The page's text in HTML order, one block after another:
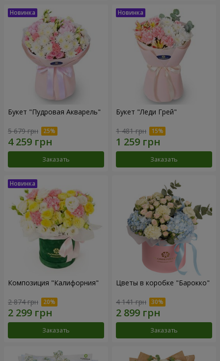
Букет "Пудровая Акварель"
5 679 грн
Заказать
Букет "Леди Грей"
1 481 грн
Заказать
Композиция "Калифорния"
2 874 грн
Заказать
Цветы в коробке "Барокко"
4 141 грн
Заказать